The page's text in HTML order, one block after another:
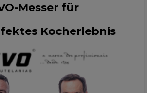
Messer für
Kocherlebnis